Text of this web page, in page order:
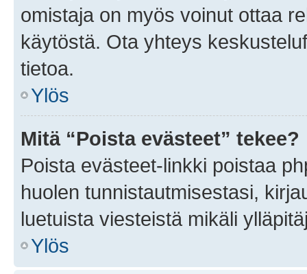
omistaja on myös voinut ottaa
käytöstä. Ota yhteys
tietoa.
Ylös
Mitä “Poista evästeet” tekee?
Poista evästeet-linkki poistaa
huolen tunnistautmisestasi,
luetuista viesteistä mikäli
Ylös